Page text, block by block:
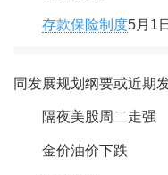
存款保险制度5月1
同发展规划纲要或近期
隔夜美股周二走强
金价油价下跌